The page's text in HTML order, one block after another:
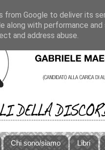
Chi sono/siamo Libri
from Google to deliver its
along with performance
and address abuse.